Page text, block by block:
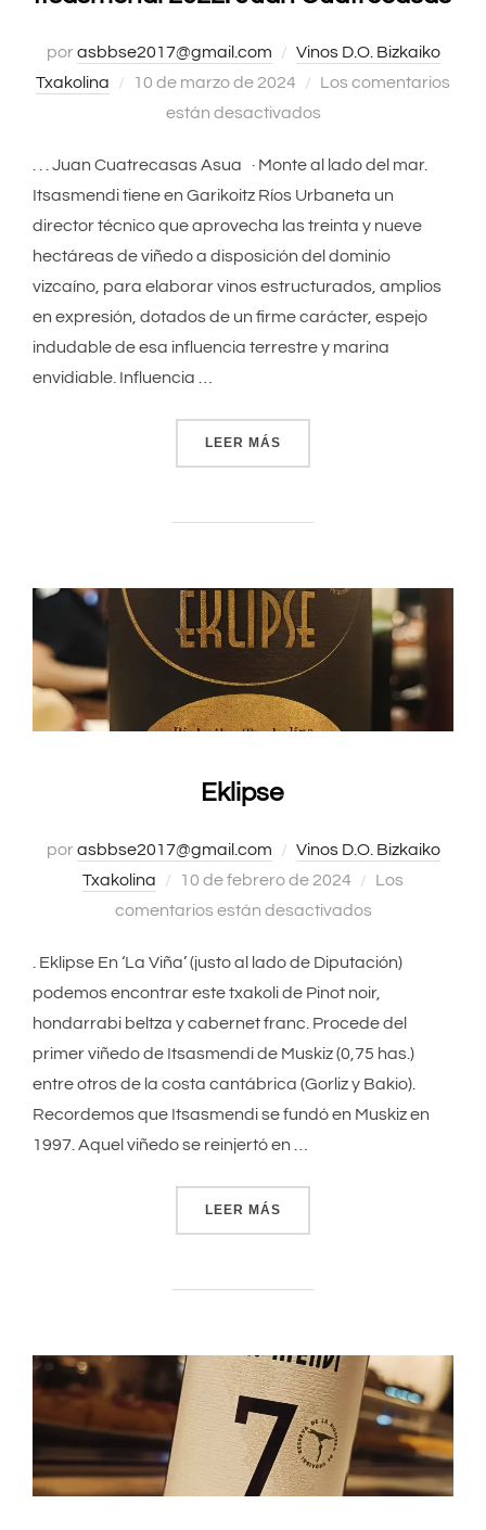
porasbbse2017@gmail.com
Vinos D.O. Bizkaiko
Txakolina
Publicado
10 de marzo de 2024
Los comentarios
están desactivados
. . . Juan Cuatrecasas Asua · Monte al lado del mar.
Itsasmendi tiene en Garikoitz Ríos Urbaneta un
director técnico que aprovecha las treinta y nueve
hectáreas de viñedo a disposición del dominio
vizcaíno, para elaborar vinos estructurados, amplios
en expresión, dotados de un firme carácter, espejo
indudable de esa influencia terrestre y marina
envidiable. Influencia …
LEER MÁS
Eklipse
porasbbse2017@gmail.com
Vinos D.O. Bizkaiko
Txakolina
Publicado
el
10 de febrero de 2024
Los
comentarios están desactivados
. Eklipse En ‘La Viña’ (justo al lado de Diputación)
podemos encontrar este txakoli de Pinot noir,
hondarrabi beltza y cabernet franc. Procede del
primer viñedo de Itsasmendi de Muskiz (0,75 has.)
entre otros de la costa cantábrica (Gorliz y Bakio).
Recordemos que Itsasmendi se fundó en Muskiz en
1997. Aquel viñedo se reinjertó en …
LEER MÁS